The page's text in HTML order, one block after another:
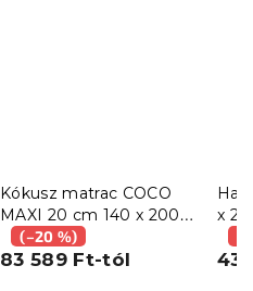
Kókusz matrac COCO
MAXI 20 cm 140 x 200
cm(–20 %)
83 589 Ft-tól
x
43